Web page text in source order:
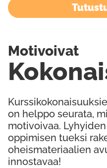
on helppo seurata,
motivoivaa.
oppimisen tueksi
oheismateriaalien
innostavaa!
Motivoivat